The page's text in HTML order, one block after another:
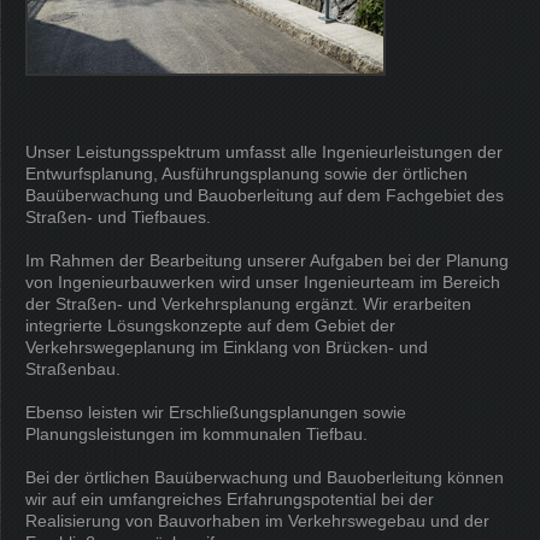
Unser Leistungsspektrum umfasst alle Ingenieurleistungen der
Entwurfsplanung, Ausführungsplanung sowie der örtlichen
Bauüberwachung und Bauoberleitung auf dem Fachgebiet des
Straßen- und Tiefbaues.
Im Rahmen der Bearbeitung unserer Aufgaben bei der Planung
von Ingenieurbauwerken wird unser Ingenieurteam im Bereich
der Straßen- und Verkehrsplanung ergänzt. Wir erarbeiten
integrierte Lösungskonzepte auf dem Gebiet der
Verkehrswegeplanung im Einklang von Brücken- und
Straßenbau.
Ebenso leisten wir Erschließungsplanungen sowie
Planungsleistungen im kommunalen Tiefbau.
Bei der örtlichen Bauüberwachung und Bauoberleitung können
wir auf ein umfangreiches Erfahrungspotential bei der
Realisierung von Bauvorhaben im Verkehrswegebau und der